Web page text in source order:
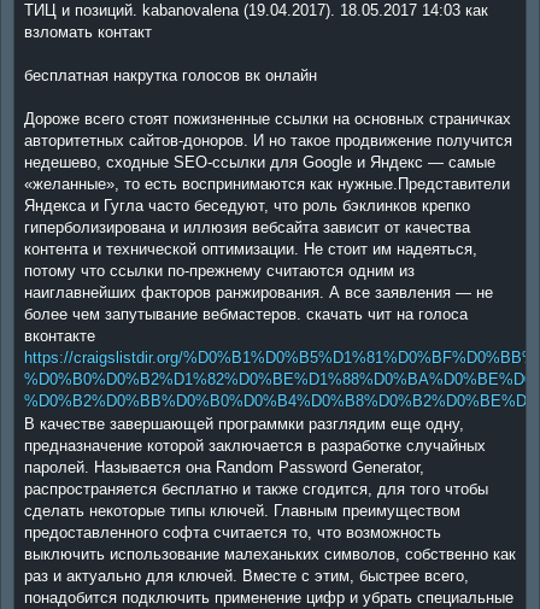
ТИЦ и позиций. kabanovalena (19.04.2017). 18.05.2017 14:03 как
взломать контакт
бесплатная накрутка голосов вк онлайн
Дороже всего стоят пожизненные ссылки на основных страничках
авторитетных сайтов-доноров. И но такое продвижение получится
недешево, сходные SEO-ссылки для Google и Яндекс — самые
«желанные», то есть воспринимаются как нужные.Представители
Яндекса и Гугла часто беседуют, что роль бэклинков крепко
гиперболизирована и иллюзия вебсайта зависит от качества
контента и технической оптимизации. Не стоит им надеяться,
потому что ссылки по-прежнему считаются одним из
наиглавнейших факторов ранжирования. А все заявления — не
более чем запутывание вебмастеров. скачать чит на голоса
вконтакте
https://craigslistdir.org/
В качестве завершающей программки разглядим еще одну,
предназначение которой заключается в разработке случайных
паролей. Называется она Random Password Generator,
распространяется бесплатно и также сгодится, для того чтобы
сделать некоторые типы ключей. Главным преимуществом
предоставленного софта считается то, что возможность
выключить использование малеханьких символов, собственно как
раз и актуально для ключей. Вместе с этим, быстрее всего,
понадобится подключить применение цифр и убрать специальные